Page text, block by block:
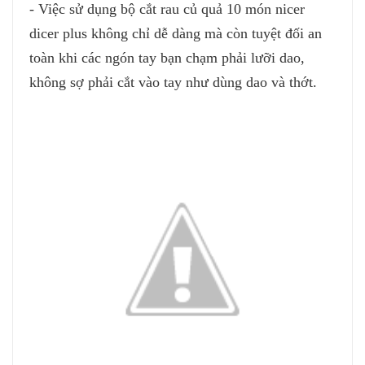
- Việc sử dụng bộ cắt rau củ quả 10 món nicer
dicer plus không chỉ dễ dàng mà còn tuyệt đối an
toàn khi các ngón tay bạn chạm phải lưỡi dao,
không sợ phải cắt vào tay như dùng dao và thớt.